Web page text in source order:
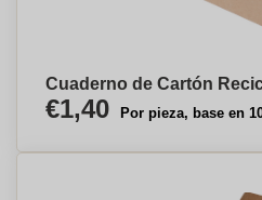
Cuaderno de Cartón
€1,40 Por pieza, base en